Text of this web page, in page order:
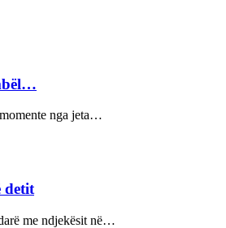
nga jeta…
detit
me ndjekësit në…